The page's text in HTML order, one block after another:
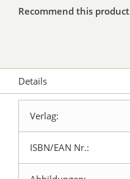
Recommend this product
Details
Verlag:
ISBN/EAN Nr.: